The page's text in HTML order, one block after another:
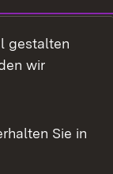
gestalten
wir
Sie in